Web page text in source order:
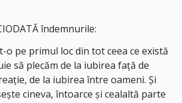
îndemnurile:
o pe primul loc din tot ceea ce există
să plecăm de la iubirea față de
de la iubirea între oameni. Și
cineva, întoarce și cealaltă parte